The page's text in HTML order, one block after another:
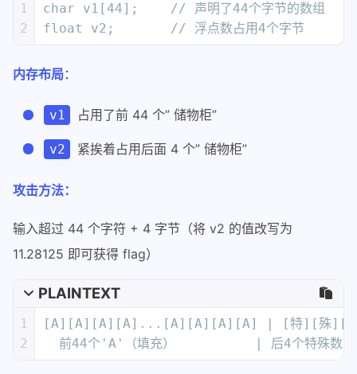
1
2
char v1[44];    // 声明了44个字节的数组
float v2;       // 浮点数占用4个字节
内存布局：
v1 占用了前 44 个” 储物柜”
v2 紧挨着占用后面 4 个” 储物柜”
攻击方法：
输入超过 44 个字符 + 4 字节（将 v2 的值改写为
11.28125 即可获得 flag）
PLAINTEXT
1
2
[A][A][A][A]...[A][A][A][A] | [特][殊][
前44个'A'（填充）          | 后4个特殊数字